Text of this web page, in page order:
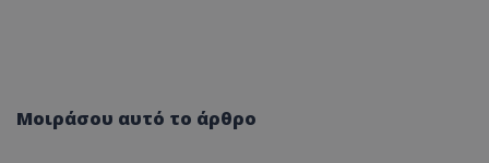
Μοιράσου αυτό το άρθρο